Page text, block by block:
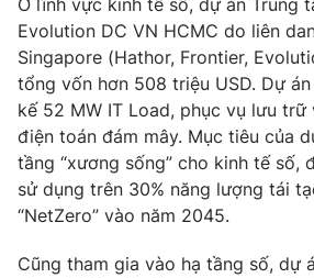
Thị trường 24h Tấm
VTV4 Vươn
VTV9 VTV8
Liên hệ tòa soạn
Ở lĩnh vực kinh tế số, dự án Trung
Evolution DC VN HCMC do liên
Singapore (Hathor, Frontier,
tổng vốn hơn 508 triệu USD. Dự
kế 52 MW IT Load, phục vụ lưu
điện toán đám mây. Mục tiêu của
tầng “xương sống” cho kinh tế số,
sử dụng trên 30% năng lượng tái
“NetZero” vào năm 2045.
Cũng tham gia vào hạ tầng số, dự